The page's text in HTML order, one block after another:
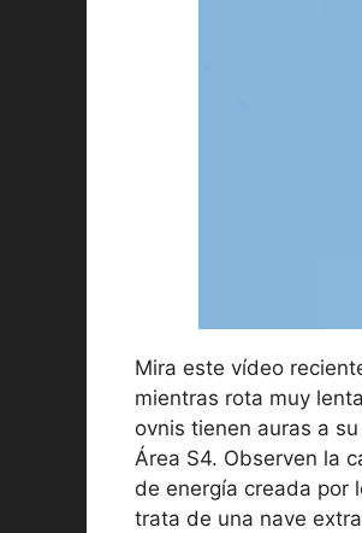
Mira este vídeo
mientras rota muy
ovnis tienen auras a
Área S4. Observen la
de energía creada por
trata de una nave